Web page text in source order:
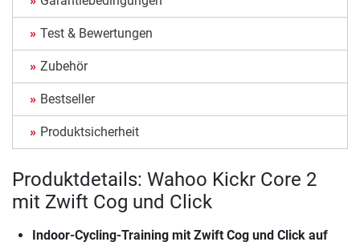
Test & Bewertungen
Zubehör
Bestseller
Produktsicherheit
Produktdetails: Wahoo Kickr Core 2
mit Zwift Cog und Click
Indoor-Cycling-Training mit Zwift Cog und Click auf